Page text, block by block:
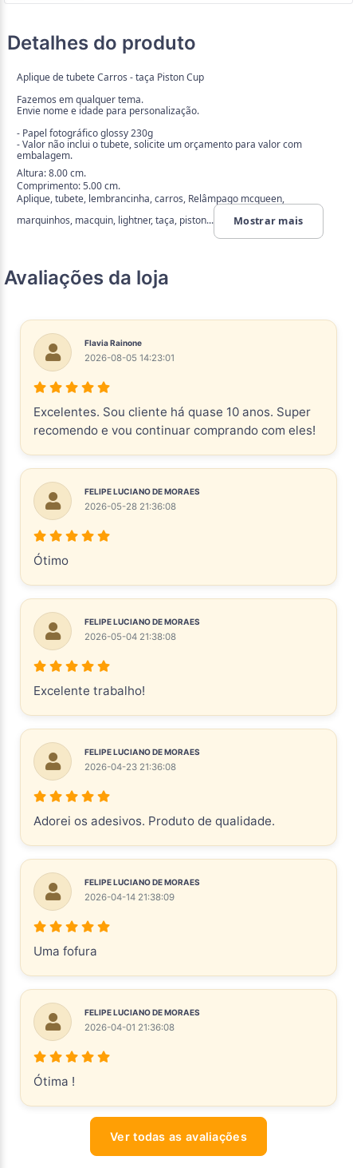
Detalhes do produto
Aplique de tubete Carros - taça Piston Cup
Fazemos em qualquer tema.
Envie nome e idade para personalização.
- Papel fotográfico glossy 230g
- Valor não inclui o tubete, solicite um orçamento para valor com
embalagem.
Altura: 8.00 cm.
Comprimento: 5.00 cm.
Aplique, tubete, lembrancinha, carros, Relâmpago mcqueen,
marquinhos, macquin, lightner, taça, piston...
Mostrar mais
Avaliações da loja
Flavia Rainone
2026-08-05 14:23:01
Excelentes. Sou cliente há quase 10 anos. Super
recomendo e vou continuar comprando com eles!
FELIPE LUCIANO DE MORAES
2026-05-28 21:36:08
Ótimo
FELIPE LUCIANO DE MORAES
2026-05-04 21:38:08
Excelente trabalho!
FELIPE LUCIANO DE MORAES
2026-04-23 21:36:08
Adorei os adesivos. Produto de qualidade.
FELIPE LUCIANO DE MORAES
2026-04-14 21:38:09
Uma fofura
FELIPE LUCIANO DE MORAES
2026-04-01 21:36:08
Ótima !
Ver todas as avaliações